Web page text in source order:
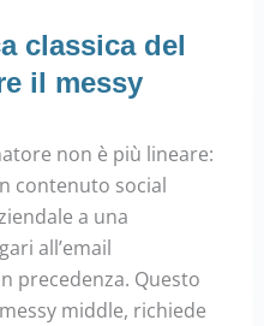
classica del
il messy
non è più lineare:
contenuto social
a una
all’email
precedenza. Questo
middle, richiede